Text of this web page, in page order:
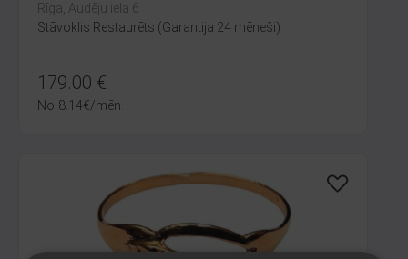
Rīga, Audēju iela 6
Stāvoklis Restaurēts (Garantija 24 mēneši)
179.00 €
No 8.14€/mēn.